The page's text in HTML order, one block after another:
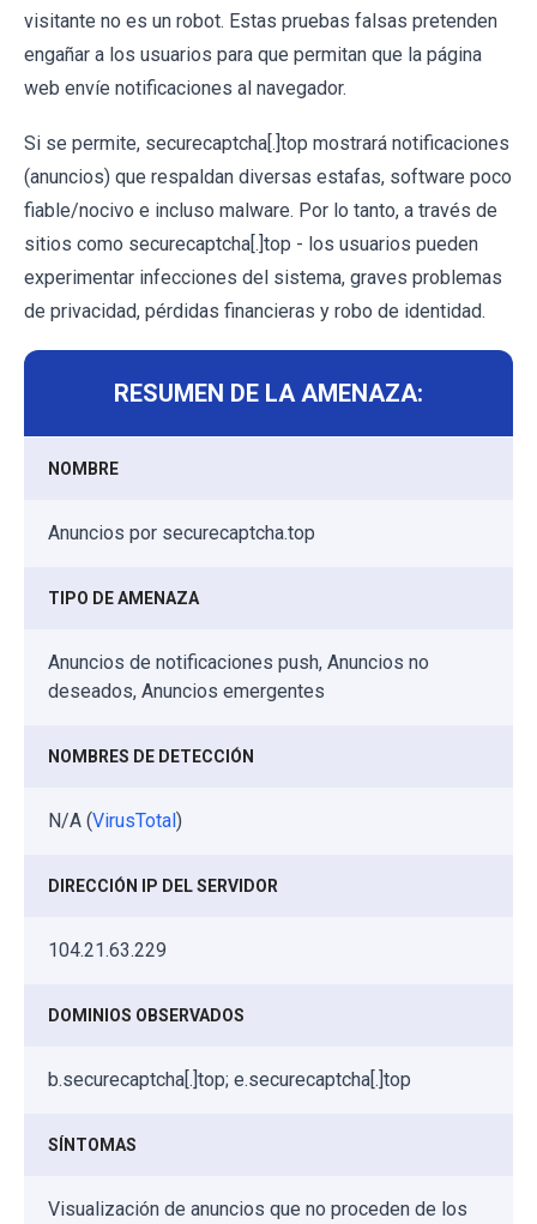
visitante no es un robot. Estas pruebas falsas pretenden
engañar a los usuarios para que permitan que la página
web envíe notificaciones al navegador.
Si se permite, securecaptcha[.]top mostrará notificaciones
(anuncios) que respaldan diversas estafas, software poco
fiable/nocivo e incluso malware. Por lo tanto, a través de
sitios como securecaptcha[.]top - los usuarios pueden
experimentar infecciones del sistema, graves problemas
de privacidad, pérdidas financieras y robo de identidad.
RESUMEN DE LA AMENAZA:
NOMBRE
Anuncios por securecaptcha.top
TIPO DE AMENAZA
Anuncios de notificaciones push, Anuncios no
deseados, Anuncios emergentes
NOMBRES DE DETECCIÓN
N/A (VirusTotal)
DIRECCIÓN IP DEL SERVIDOR
104.21.63.229
DOMINIOS OBSERVADOS
b.securecaptcha[.]top; e.securecaptcha[.]top
SÍNTOMAS
Visualización de anuncios que no proceden de los